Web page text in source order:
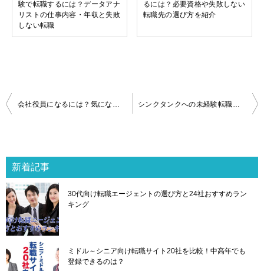
験で転職するには？データアナ
リストの仕事内容・年収と失敗
しない転職
るには？必要資格や失敗しない
転職先の選び方を紹介
投
稿
ゲ
ー
シ
ョ
ン
会社役員になるには？気になる年収と仕事内容、役員になる可能性の高い方法 シンクタンクへの未経験転職に役立つ転職エージェント・転職サイト13選
新着記事
30代向け転職エージェントの選び方と24社おすすめラン
キング
ミドル～シニア向け転職サイト20社を比較！中高年でも
登録できるのは？